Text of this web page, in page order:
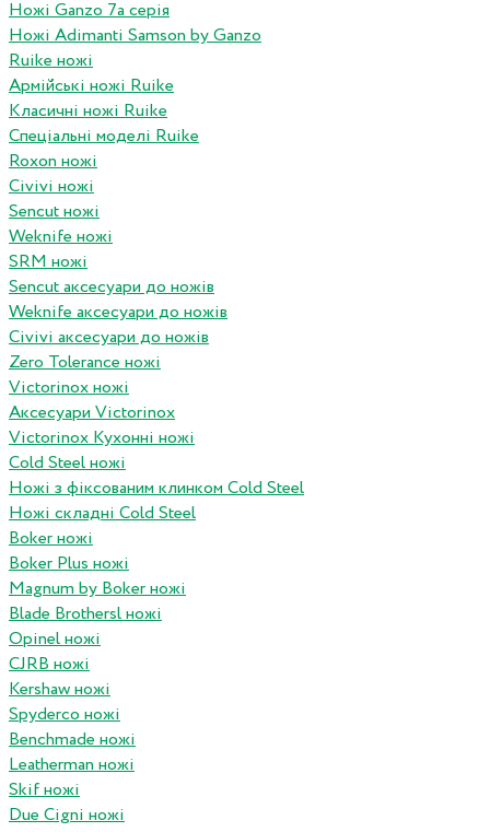
Ножі Ganzo 7а серія
Ножі Adimanti Samson by Ganzo
Ruike ножі
Армійські ножі Ruike
Класичні ножі Ruike
Спеціальні моделі Ruike
Roxon ножi
Civivi ножі
Sencut ножі
Weknife ножі
SRM ножі
Sencut аксесуари до ножів
Weknife аксесуари до ножів
Civivi аксесуари до ножів
Zero Tolerance ножі
Victorinox ножі
Аксесуари Victorinox
Victorinox Кухонні ножі
Cold Steel ножі
Ножі з фіксованим клинком Cold Steel
Ножі складні Cold Steel
Boker ножі
Boker Plus ножі
Magnum by Boker ножі
Blade Brothersl ножі
Opinel ножі
CJRB ножі
Kershaw ножі
Spyderco ножі
Benchmade ножі
Leatherman ножі
Skif ножі
Due Cigni ножі